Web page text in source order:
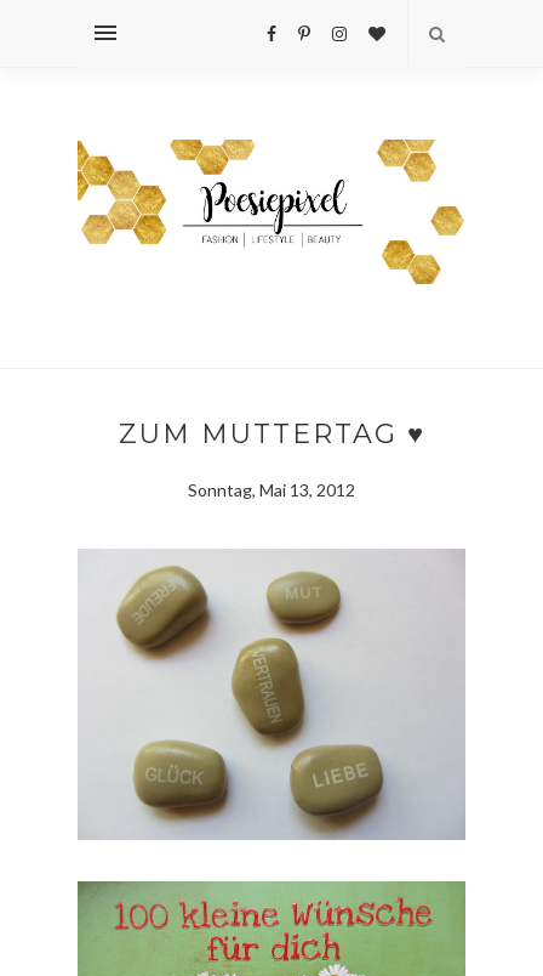
ZUM MUTTERTAG ♥
Sonntag, Mai 13, 2012